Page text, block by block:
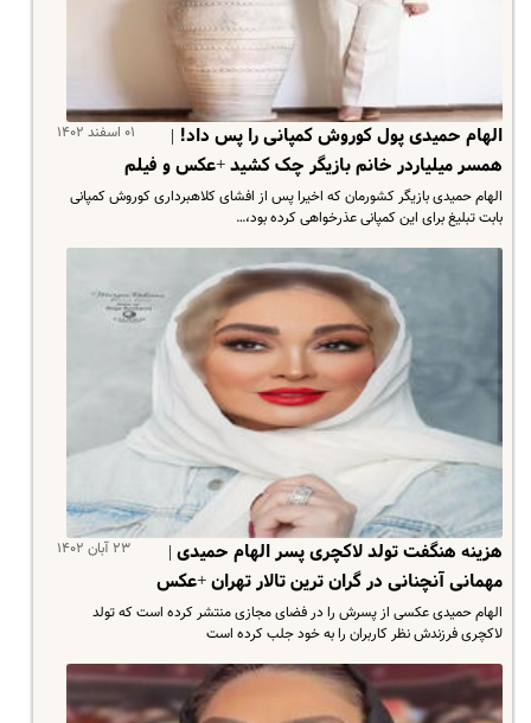
۰۱ اسفند ۱۴۰۲
الهام حمیدی پول کوروش کمپانی را پس داد! |
همسر میلیاردر خانم بازیگر چک کشید +عکس و فیلم
الهام حمیدی بازیگر کشورمان که اخیرا پس از افشای کلاهبرداری کوروش کمپانی
بابت تبلیغ برای این کمپانی عذرخواهی کرده بود،…
۲۳ آبان ۱۴۰۲
هزینه هنگفت تولد لاکچری پسر الهام حمیدی |
مهمانی آنچنانی در گران ترین تالار تهران +عکس
الهام حمیدی عکسی از پسرش را در فضای مجازی منتشر کرده است که تولد
لاکچری فرزندش نظر کاربران را به خود جلب کرده است